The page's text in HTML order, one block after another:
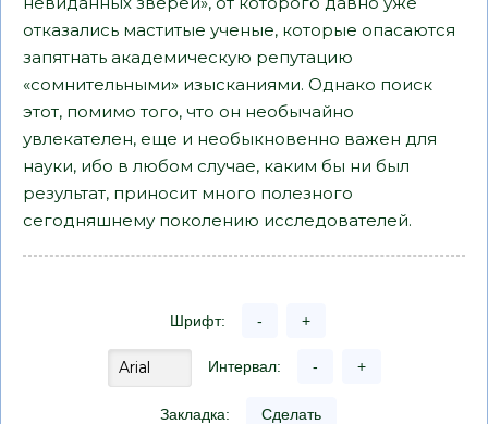
отказались маститые ученые, которые опасаются
запятнать академическую репутацию
«сомнительными» изысканиями. Однако поиск
этот, помимо того, что он необычайно
увлекателен, еще и необыкновенно важен для
науки, ибо в любом случае, каким бы ни был
результат, приносит много полезного
сегодняшнему поколению исследователей.
Шрифт: - +
Интервал: - +
Закладка: Сделать